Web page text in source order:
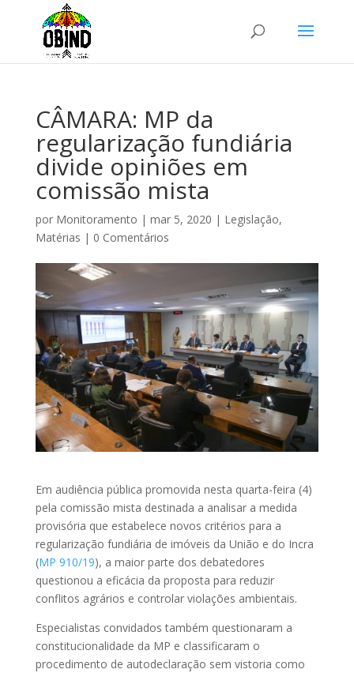
CÂMARA: MP da
regularização fundiária
divide opiniões em
comissão mista
por Monitoramento | mar 5, 2020 | Legislação,
Matérias | 0 Comentários
Em audiência pública promovida nesta quarta-feira (4)
pela comissão mista destinada a analisar a medida
provisória que estabelece novos critérios para a
regularização fundiária de imóveis da União e do Incra
(MP 910/19), a maior parte dos debatedores
questionou a eficácia da proposta para reduzir
conflitos agrários e controlar violações ambientais.
Especialistas convidados também questionaram a
constitucionalidade da MP e classificaram o
procedimento de autodeclaração sem vistoria como